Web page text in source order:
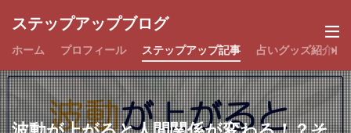
ステップアップブログ
ホーム プロフィール ステップアップ記事 占いグッズ紹介